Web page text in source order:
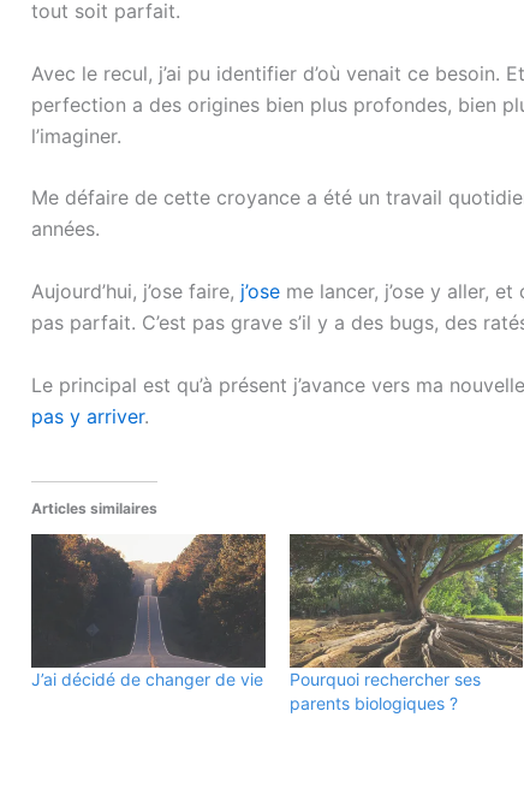
tout soit parfait.
Avec le recul, j’ai pu identifier d’où venait ce besoin.
perfection a des origines bien plus profondes, bien
l’imaginer.
Me défaire de cette croyance a été un travail
années.
Aujourd’hui, j’ose faire, j’ose me lancer, j’ose y aller, et
pas parfait. C’est pas grave s’il y a des bugs, des
Le principal est qu’à présent j’avance vers ma
pas y arriver.
Articles similaires
J’ai décidé de changer de vie
Pourquoi rechercher ses
parents biologiques ?